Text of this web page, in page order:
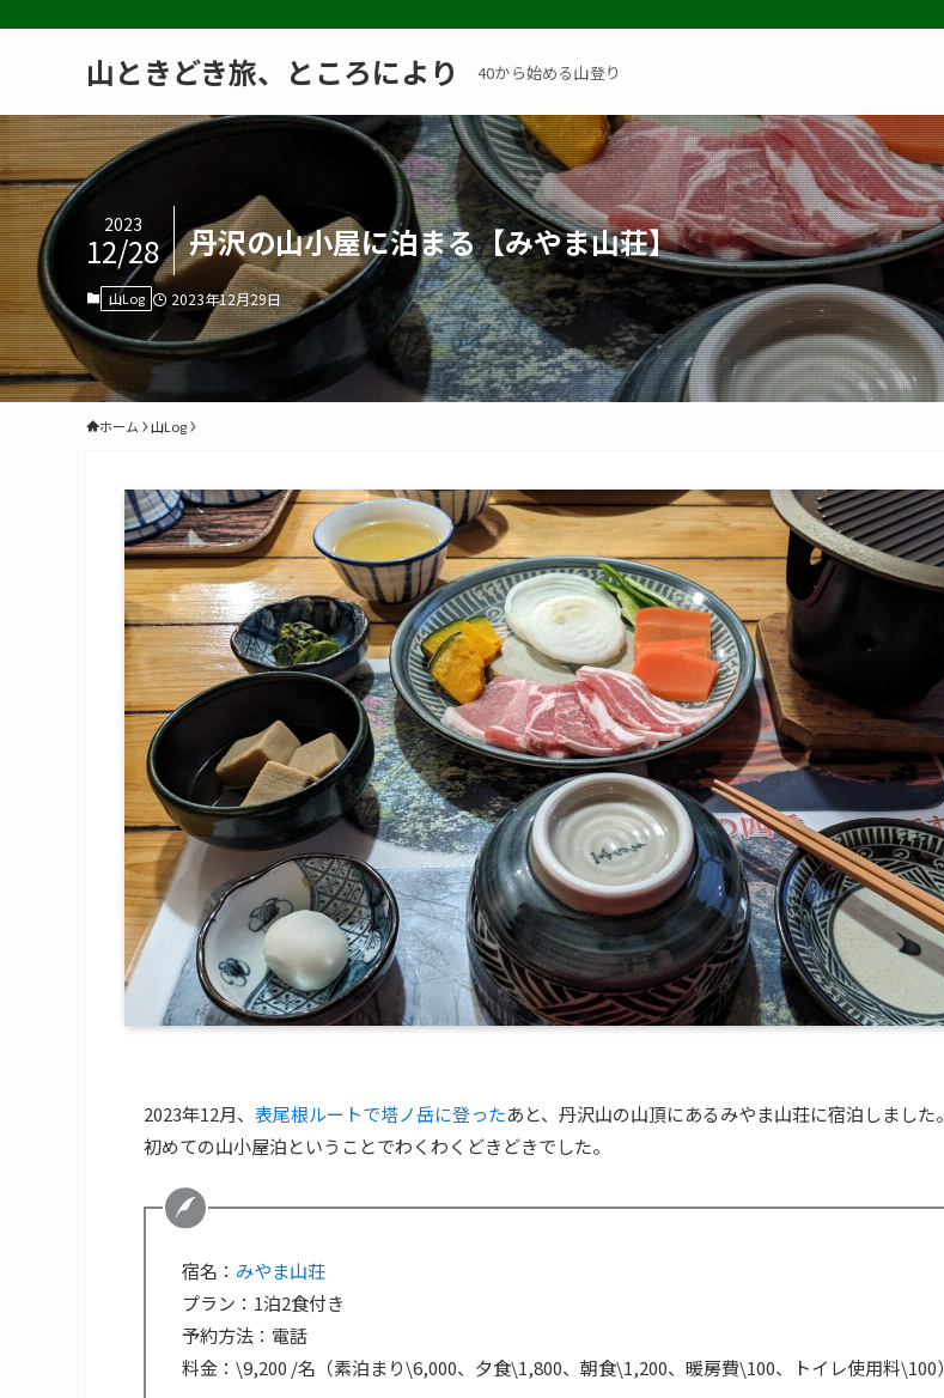
山ときどき旅、ところにより 40から始める山登り
丹沢の山小屋に泊まる【みやま山荘】
2023
12/28
山Log 2023年12月29日
ホーム 山Log
2023年12月、 表尾根ルートで塔ノ岳に登ったあと、丹沢山の山頂にあるみやま山荘に宿泊しました。
初めての山小屋泊ということでわくわくどきどきでした。
宿名： みやま山荘
プラン：1泊2食付き
予約方法：電話
料金：\9,200 /名（素泊まり\6,000、夕食\1,800、朝食\1,200、暖房費\100、トイレ使用料\100）